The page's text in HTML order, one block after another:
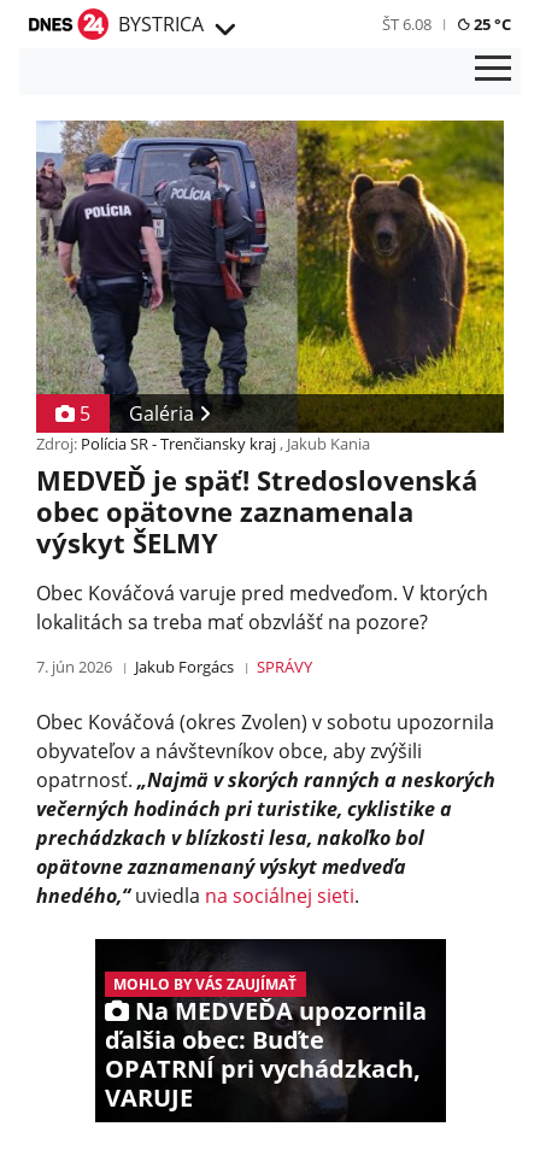
BYSTRICA ŠT 6.08 25 °C
5 Galéria
Zdroj: Polícia SR - Trenčiansky kraj, Jakub Kania
MEDVEĎ je späť! Stredoslovenská
obec opätovne zaznamenala
výskyt ŠELMY
Obec Kováčová varuje pred medveďom. V ktorých
lokalitách sa treba mať obzvlášť na pozore?
7. jún 2026 Jakub Forgács SPRÁVY
Obec Kováčová (okres Zvolen) v sobotu upozornila
obyvateľov a návštevníkov obce, aby zvýšili
opatrnosť. „Najmä v skorých ranných a neskorých
večerných hodinách pri turistike, cyklistike a
prechádzkach v blízkosti lesa, nakoľko bol
opätovne zaznamenaný výskyt medveďa
hnedého,“uviedla na sociálnej sieti.
MOHLO BY VÁS ZAUJÍMAŤ
Na MEDVEĎA upozornila
ďalšia obec: Buďte
OPATRNÍ pri vychádzkach,
VARUJE